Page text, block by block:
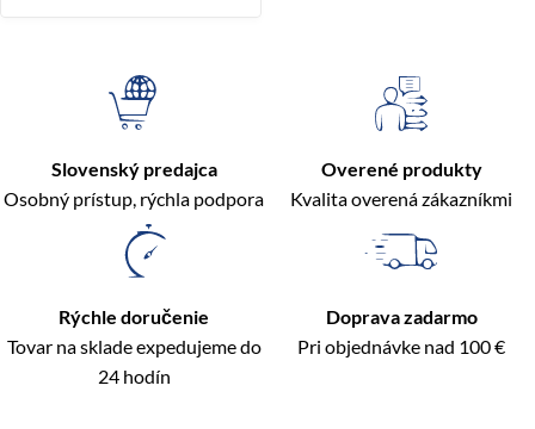
Slovenský predajca
Osobný prístup, rýchla podpora
Overené produkty
Kvalita overená zákazníkmi
Rýchle doručenie
Tovar na sklade expedujeme do
24 hodín
Doprava zadarmo
Pri objednávke nad 100 €